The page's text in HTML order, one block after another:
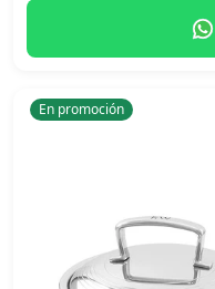
En promoción